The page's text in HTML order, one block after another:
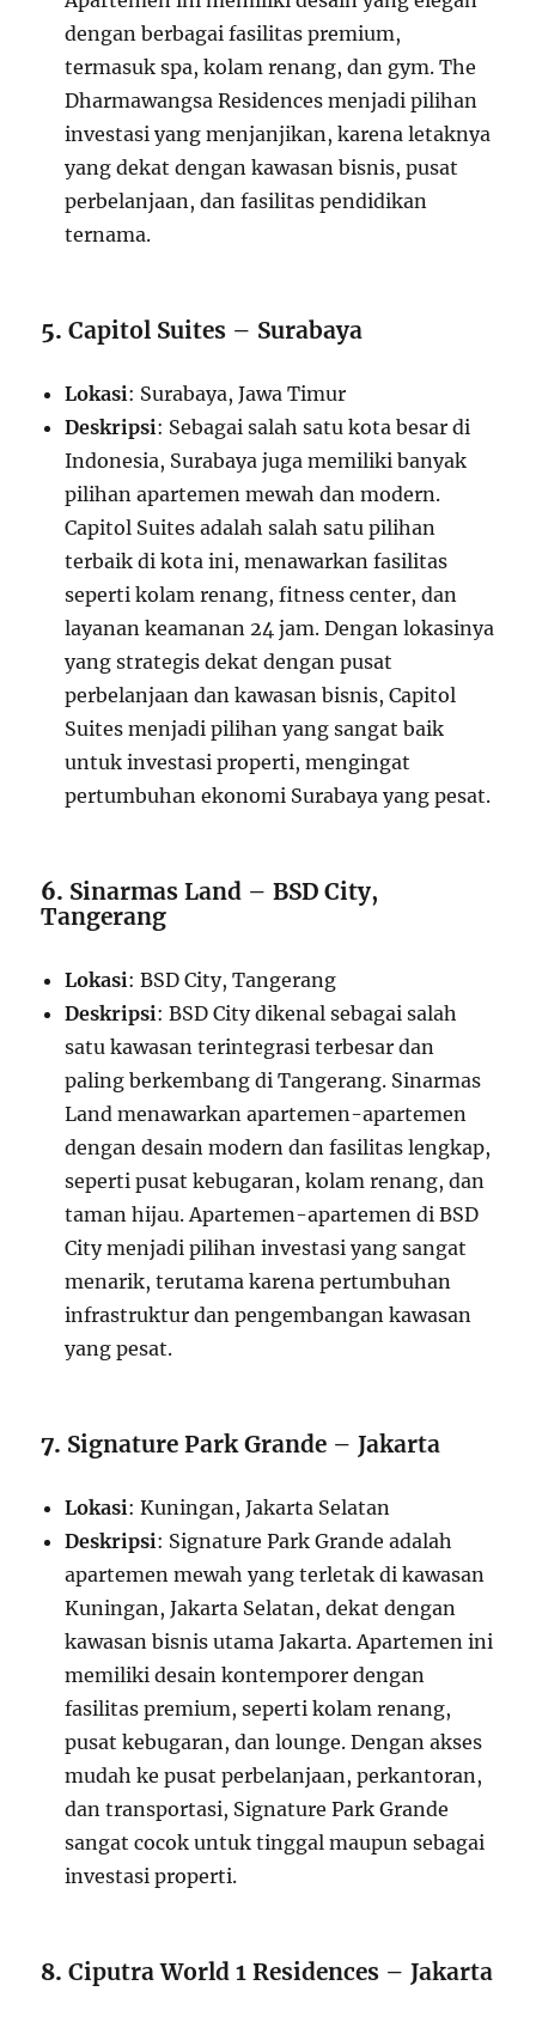
dengan berbagai fasilitas premium,
termasuk spa, kolam renang, dan gym. The
Dharmawangsa Residences menjadi pilihan
investasi yang menjanjikan, karena letaknya
yang dekat dengan kawasan bisnis, pusat
perbelanjaan, dan fasilitas pendidikan
ternama.
5.Capitol Suites – Surabaya
Lokasi: Surabaya, Jawa Timur
Deskripsi: Sebagai salah satu kota besar di
Indonesia, Surabaya juga memiliki banyak
pilihan apartemen mewah dan modern.
Capitol Suites adalah salah satu pilihan
terbaik di kota ini, menawarkan fasilitas
seperti kolam renang, fitness center, dan
layanan keamanan 24 jam. Dengan lokasinya
yang strategis dekat dengan pusat
perbelanjaan dan kawasan bisnis, Capitol
Suites menjadi pilihan yang sangat baik
untuk investasi properti, mengingat
pertumbuhan ekonomi Surabaya yang pesat.
6. Sinarmas Land – BSD City,
Tangerang
Lokasi: BSD City, Tangerang
Deskripsi: BSD City dikenal sebagai salah
satu kawasan terintegrasi terbesar dan
paling berkembang di Tangerang. Sinarmas
Land menawarkan apartemen-apartemen
dengan desain modern dan fasilitas lengkap,
seperti pusat kebugaran, kolam renang, dan
taman hijau. Apartemen-apartemen di BSD
City menjadi pilihan investasi yang sangat
menarik, terutama karena pertumbuhan
infrastruktur dan pengembangan kawasan
yang pesat.
7. Signature Park Grande – Jakarta
Lokasi: Kuningan, Jakarta Selatan
Deskripsi: Signature Park Grande adalah
apartemen mewah yang terletak di kawasan
Kuningan, Jakarta Selatan, dekat dengan
kawasan bisnis utama Jakarta. Apartemen ini
memiliki desain kontemporer dengan
fasilitas premium, seperti kolam renang,
pusat kebugaran, dan lounge. Dengan akses
mudah ke pusat perbelanjaan, perkantoran,
dan transportasi, Signature Park Grande
sangat cocok untuk tinggal maupun sebagai
investasi properti.
8.Ciputra World 1 Residences – Jakarta